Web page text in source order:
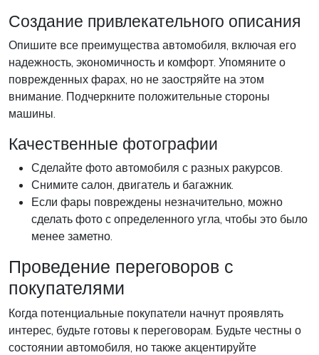
Создание привлекательного описания
Опишите все преимущества автомобиля, включая его
надежность, экономичность и комфорт. Упомяните о
поврежденных фарах, но не заостряйте на этом
внимание. Подчеркните положительные стороны
машины.
Качественные фотографии
Сделайте фото автомобиля с разных ракурсов.
Снимите салон, двигатель и багажник.
Если фары повреждены незначительно, можно
сделать фото с определенного угла, чтобы это было
менее заметно.
Проведение переговоров с
покупателями
Когда потенциальные покупатели начнут проявлять
интерес, будьте готовы к переговорам. Будьте честны о
состоянии автомобиля, но также акцентируйте